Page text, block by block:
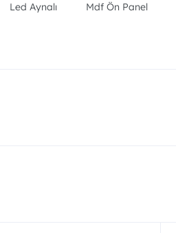
Led Aynalı Mdf Ön Panel